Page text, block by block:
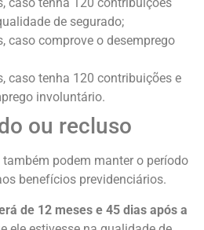
caso tenha 120 contribuições
de segurado;
caso comprove o desemprego
caso tenha 120 contribuições e
involuntário.
ou recluso
podem manter o período
benefícios previdenciários.
de 12 meses e 45 dias após a